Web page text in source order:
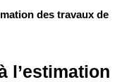
des travaux de
l’estimation